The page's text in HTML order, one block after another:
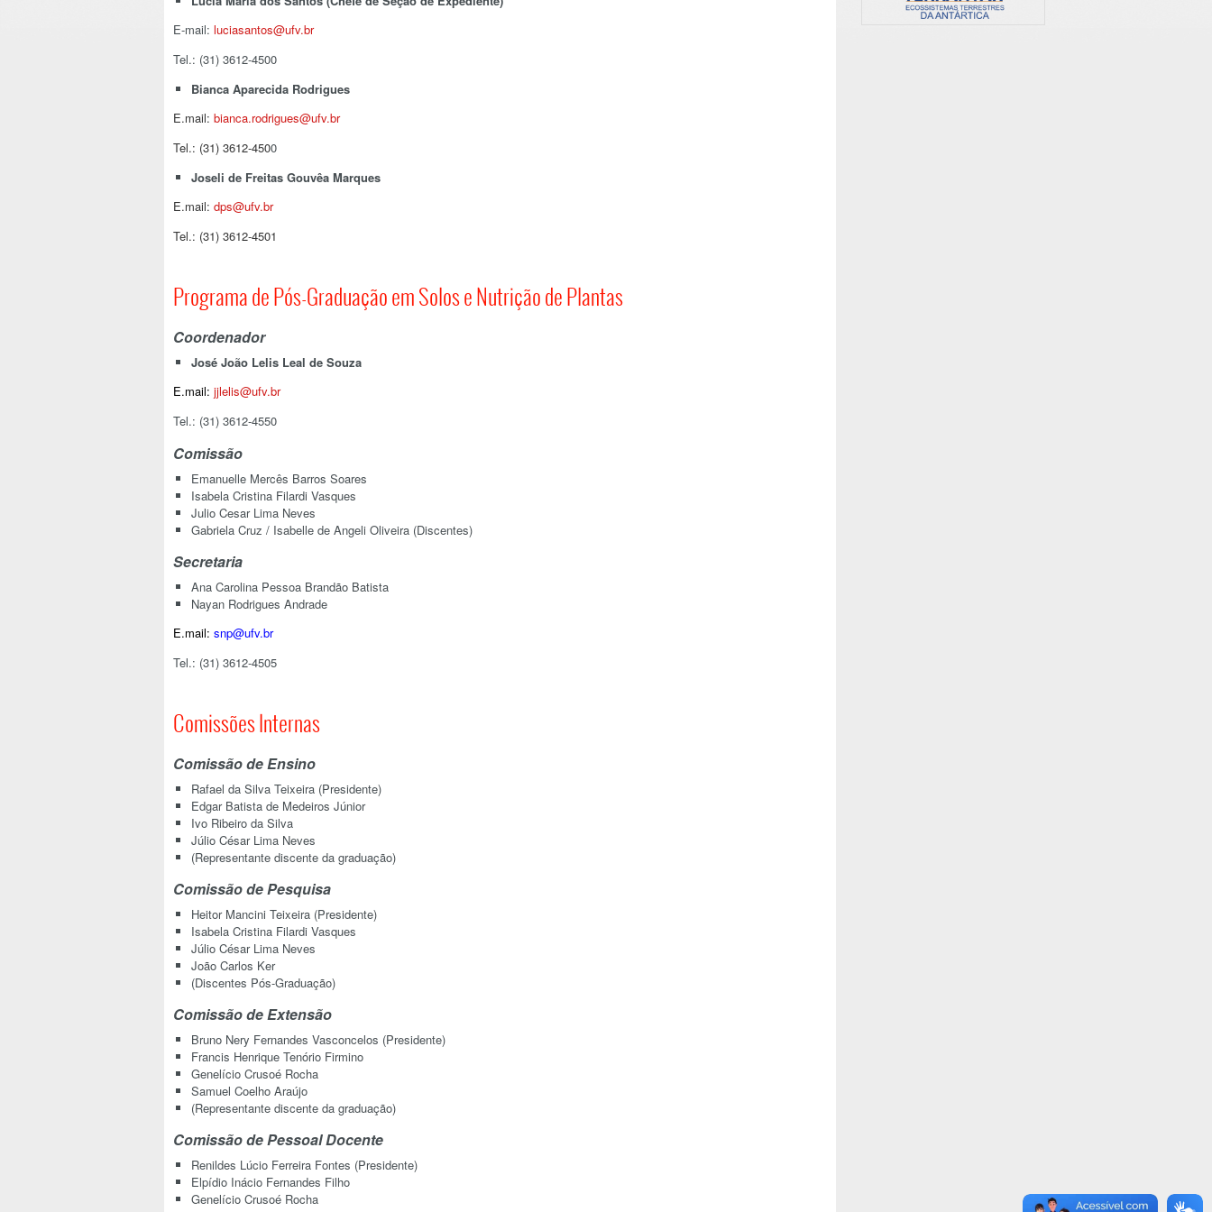
E-mail: luciasantos@ufv.br
Tel.: (31) 3612-4500
Bianca Aparecida Rodrigues
E.mail: bianca.rodrigues@ufv.br
Tel.: (31) 3612-4500
Joseli de Freitas Gouvêa Marques
E.mail: dps@ufv.br
Tel.: (31) 3612-4501
Programa de Pós-Graduação em Solos e Nutrição de Plantas
Coordenador
José João Lelis Leal de Souza
E.mail: jjlelis@ufv.br
Tel.: (31) 3612-4550
Comissão
Emanuelle Mercês Barros Soares
Isabela Cristina Filardi Vasques
Julio Cesar Lima Neves
Gabriela Cruz / Isabelle de Angeli Oliveira (Discentes)
Secretaria
Ana Carolina Pessoa Brandão Batista
Nayan Rodrigues Andrade
E.mail: snp@ufv.br
Tel.: (31) 3612-4505
Comissões Internas
Comissão de Ensino
Rafael da Silva Teixeira (Presidente)
Edgar Batista de Medeiros Júnior
Ivo Ribeiro da Silva
Júlio César Lima Neves
(Representante discente da graduação)
Comissão de Pesquisa
Heitor Mancini Teixeira (Presidente)
Isabela Cristina Filardi Vasques
Júlio César Lima Neves
João Carlos Ker
(Discentes Pós-Graduação)
Comissão de Extensão
Bruno Nery Fernandes Vasconcelos (Presidente)
Francis Henrique Tenório Firmino
Genelício Crusoé Rocha
Samuel Coelho Araújo
(Representante discente da graduação)
Comissão de Pessoal Docente
Renildes Lúcio Ferreira Fontes (Presidente)
Elpídio Inácio Fernandes Filho
Genelício Crusoé Rocha